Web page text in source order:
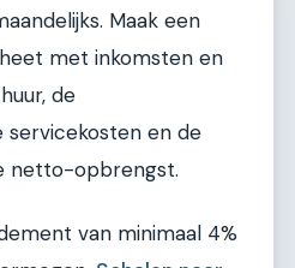
Maak een
met inkomsten en
de
servicekosten en de
netto-opbrengst.
van minimaal 4%